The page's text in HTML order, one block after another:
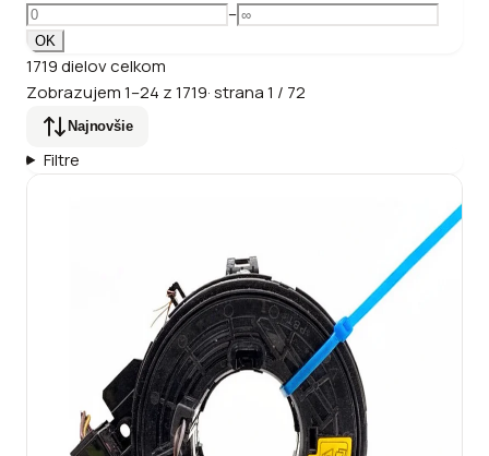
–
OK
1719dielovcelkom
Zobrazujem1–24 z1719·strana1 / 72
Najnovšie
Filtre